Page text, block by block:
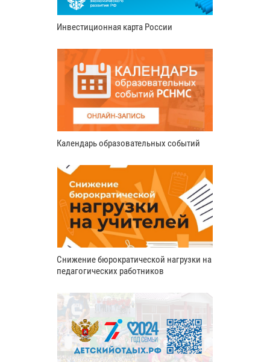
Инвестиционная карта России
Календарь образовательных событий
Снижение бюрократической нагрузки на
педагогических работников